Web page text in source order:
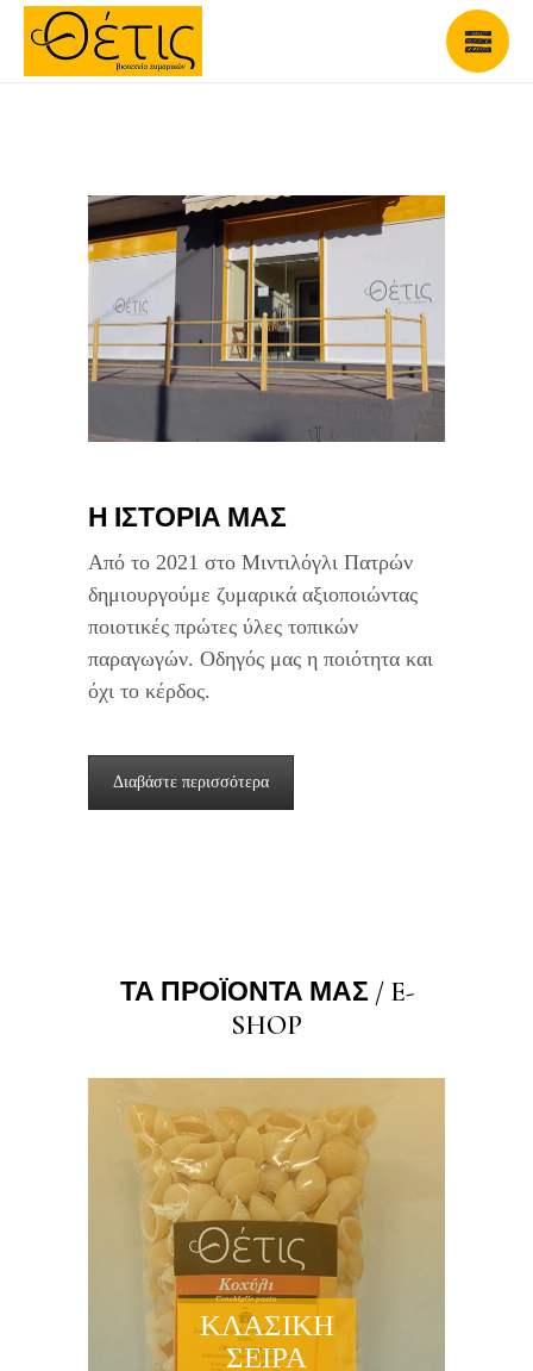
Η ΙΣΤΟΡΙΑ ΜΑΣ
Από το 2021 στο Μιντιλόγλι Πατρών
δημιουργούμε ζυμαρικά αξιοποιώντας
ποιοτικές πρώτες ύλες τοπικών
παραγωγών. Οδηγός μας η ποιότητα και
όχι το κέρδος.
Διαβάστε περισσότερα
ΤΑ ΠΡΟΪΟΝΤΑ ΜΑΣ / E-
SHOP
ΚΛΑΣΙΚΉ
ΣΕΙΡΆ